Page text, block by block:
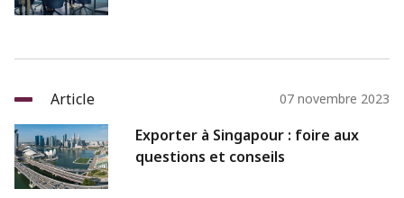
Article 07 novembre 2023
Exporter à Singapour : foire aux
questions et conseils